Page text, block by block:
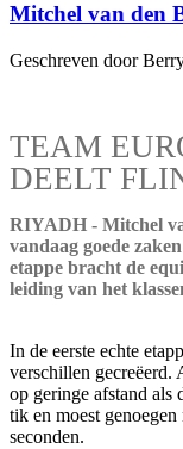
Mitchel van den
Geschreven door
TEAM
DEELT
RIYADH - Mitchel
vandaag goede
etappe bracht de
leiding van het
In de eerste echte
verschillen gecreëerd.
op geringe afstand als
tik en moest
seconden.